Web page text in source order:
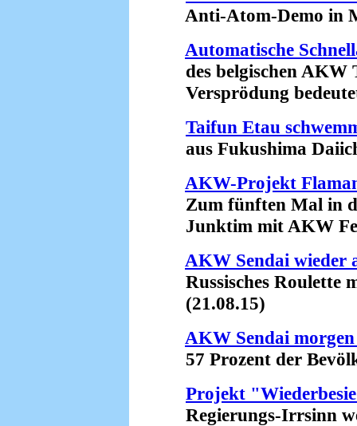
Anti-Atom-Demo in
Automatische
des belgischen AKW
Versprödung bedeutet
Taifun Etau
aus Fukushima
AKW-Projekt
Zum fünften Mal in
Junktim mit AKW
AKW Sendai wieder
Russisches Roulette
(21.08.15)
AKW Sendai
57 Prozent der
Projekt
Regierungs-Irrsinn